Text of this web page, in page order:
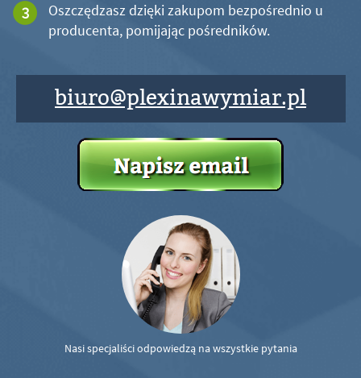
Oszczędzasz dzięki zakupom bezpośrednio u
producenta, pomijając pośredników.
biuro@plexinawymiar.pl
Nasi specjaliści odpowiedzą na wszystkie pytania